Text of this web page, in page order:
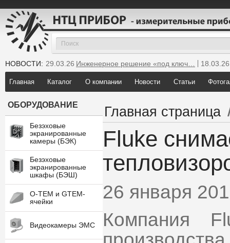
НОВОСТИ: 29.03.26 Инженерное решение «под ключ…
18.03.26
25.12.25Мы инсталлировали новую GTEM…
Главная Каталог О компании Новости Статьи
ОБОРУДОВАНИЕ
Безэховые
экранированные
камеры (БЭК)
Безэховые
экранированные
шкафы (БЭШ)
O-TEM и GTEM-
ячейки
Видеокамеры ЭМС
Главная страница
Fluke
26 января
Компания